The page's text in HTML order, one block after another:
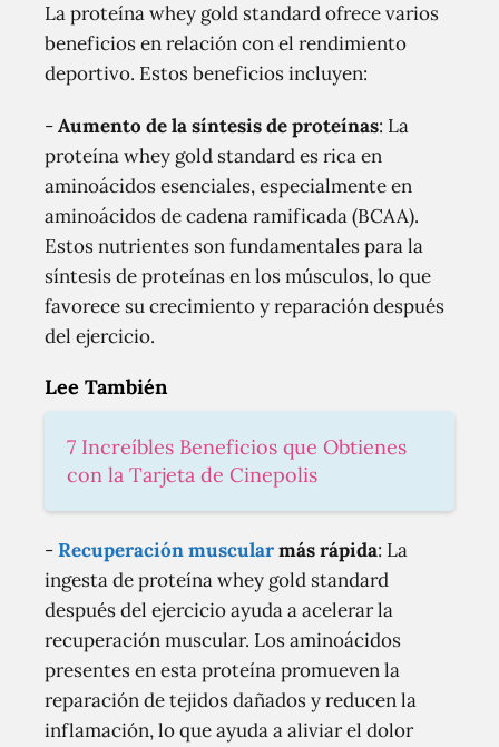
La proteína whey gold standard ofrece varios
beneficios en relación con el rendimiento
deportivo. Estos beneficios incluyen:
-Aumento de la síntesis de proteínas: La
proteína whey gold standard es rica en
aminoácidos esenciales, especialmente en
aminoácidos de cadena ramificada (BCAA).
Estos nutrientes son fundamentales para la
síntesis de proteínas en los músculos, lo que
favorece su crecimiento y reparación después
del ejercicio.
Lee También
7 Increíbles Beneficios que Obtienes
con la Tarjeta de Cinepolis
-Recuperación muscularmás rápida: La
ingesta de proteína whey gold standard
después del ejercicio ayuda a acelerar la
recuperación muscular. Los aminoácidos
presentes en esta proteína promueven la
reparación de tejidos dañados y reducen la
inflamación, lo que ayuda a aliviar el dolor